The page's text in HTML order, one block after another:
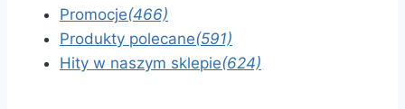
Promocje(466)
Produkty polecane(591)
Hity w naszym sklepie(624)